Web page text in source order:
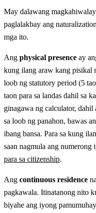
May dalawang
paglalakbay ang
mga ito.
Ang physical presence ay
kung ilang araw kang pisikal
loob ng statutory period (5
taon para sa landas dahil sa
ginagawa ng calculator,
sa loob ng panahon, bawas
ibang bansa. Para sa kung
saan nagmula ang numerong
para sa citizenship.
Ang continuous residence
pagkawala. Itinatanong nito
biyahe ang iyong